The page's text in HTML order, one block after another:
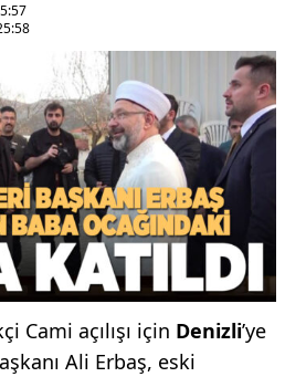
Cami açılışı için Denizli’ye
Ali Erbaş, eski